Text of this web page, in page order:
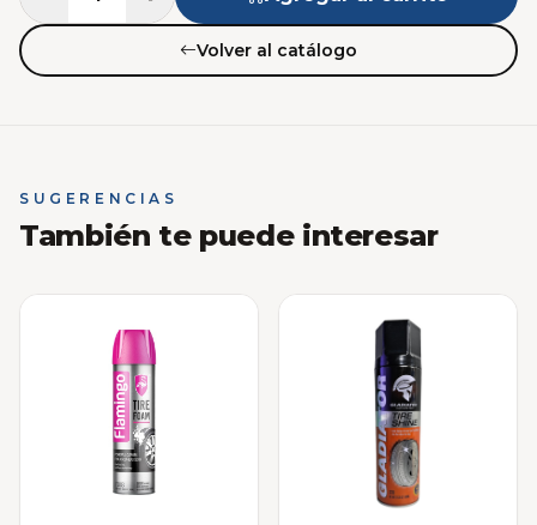
Volver al catálogo
SUGERENCIAS
También te puede interesar